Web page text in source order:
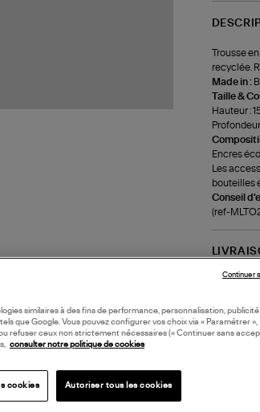
Trousse
recyclée.
Made in :
Taille &
Hauteur :
Profondeur
Encres
Les
bouteilles
Conseil
(ref-
Collections
similaires à des fins de performance, personnalisation,
que Google. Vous pouvez configurer vos choix via « Paramétrer »,
refuser ceux non strictement nécessaires (« Continuer sans
consulter notre politique de cookies
cookies Autoriser tous les cookies
Continuer